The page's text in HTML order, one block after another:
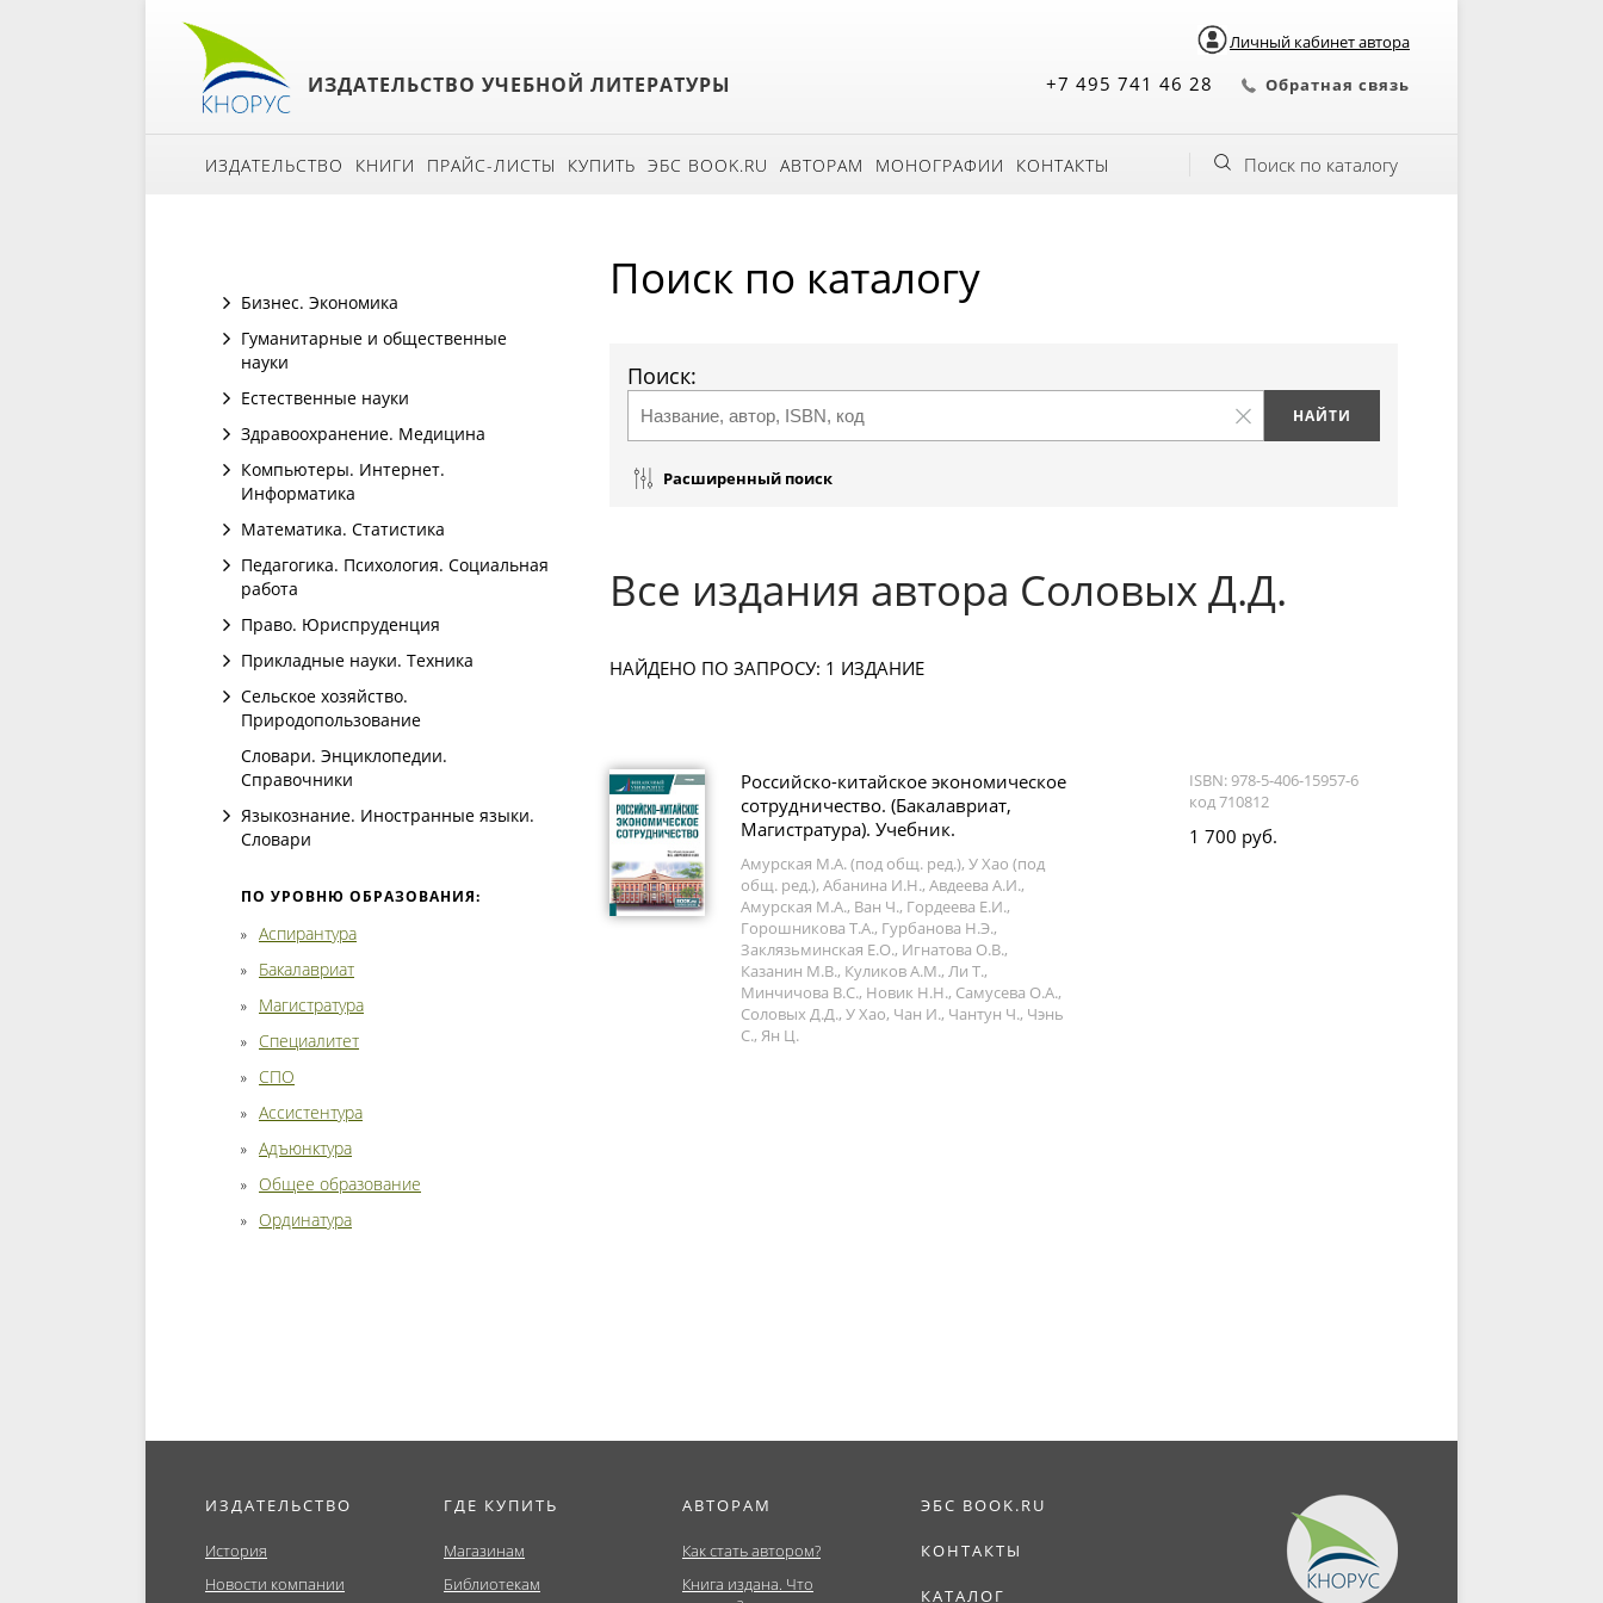
Личный кабинет автора
ИЗДАТЕЛЬСТВО УЧЕБНОЙ ЛИТЕРАТУРЫ +7 495 741 46 28 Обратная связь
ИЗДАТЕЛЬСТВО КНИГИ ПРАЙС-ЛИСТЫ КУПИТЬ ЭБС BOOK.RU АВТОРАМ МОНОГРАФИИ КОНТАКТЫ Поиск по каталогу
Бизнес. Экономика
Гуманитарные и общественные
науки
Естественные науки
Здравоохранение. Медицина
Компьютеры. Интернет.
Информатика
Математика. Статистика
Педагогика. Психология. Социальная
работа
Право. Юриспруденция
Прикладные науки. Техника
Сельское хозяйство.
Природопользование
Словари. Энциклопедии.
Справочники
Языкознание. Иностранные языки.
Словари
ПО УРОВНЮ ОБРАЗОВАНИЯ:
Аспирантура
Бакалавриат
Магистратура
Специалитет
СПО
Ассистентура
Адъюнктура
Общее образование
Ординатура
Поиск по каталогу
Поиск:
Расширенный поиск
Все издания автора Соловых Д.Д.
НАЙДЕНО ПО ЗАПРОСУ: 1 ИЗДАНИЕ
Российско-китайское экономическое
сотрудничество. (Бакалавриат,
Магистратура). Учебник.
Амурская М.А. (под общ. ред.), У Хао (под
общ. ред.), Абанина И.Н., Авдеева А.И.,
Амурская М.А., Ван Ч., Гордеева Е.И.,
Горошникова Т.А., Гурбанова Н.Э.,
Заклязьминская Е.О., Игнатова О.В.,
Казанин М.В., Куликов А.М., Ли Т.,
Минчичова В.С., Новик Н.Н., Самусева О.А.,
Соловых Д.Д., У Хао, Чан И., Чантун Ч., Чэнь
С., Ян Ц.
ISBN: 978-5-406-15957-6
код 710812
1 700 руб.
ИЗДАТЕЛЬСТВО
История
Новости компании
ГДЕ КУПИТЬ
Магазинам
Библиотекам
АВТОРАМ
Как стать автором?
Книга издана. Что
ЭБС BOOK.RU
КОНТАКТЫ
КАТАЛОГ